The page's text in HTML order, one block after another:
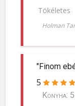
Tökéletes
Holman
"Finom
5
Konyha: